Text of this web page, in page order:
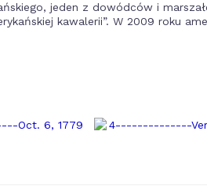
jeden z dowódców i
kawalerii”. W 2009 roku